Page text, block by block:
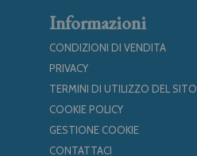
Informazioni
CONDIZIONI DI VENDITA
PRIVACY
TERMINI DI UTILIZZO DEL SITO
COOKIE POLICY
GESTIONE COOKIE
CONTATTACI